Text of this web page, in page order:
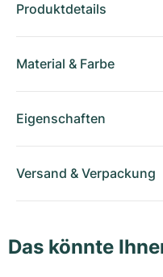
Produktdetails
Material & Farbe
Eigenschaften
Versand & Verpackung
Das könnte